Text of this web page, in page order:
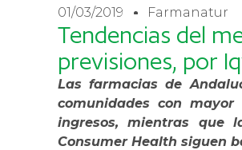
01/03/2019 Farmanatur
Tendencias del
previsiones, por
Las farmacias de
comunidades con
ingresos, mientras que
Consumer Health siguen